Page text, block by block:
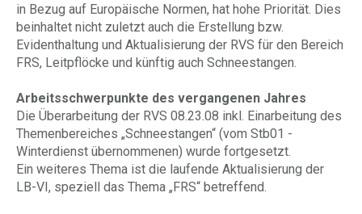
in Bezug auf Europäische Normen, hat hohe Priorität. Dies
beinhaltet nicht zuletzt auch die Erstellung bzw.
Evidenthaltung und Aktualisierung der RVS für den Bereich
FRS, Leitpflöcke und künftig auch Schneestangen.
Arbeitsschwerpunkte des vergangenen Jahres
Die Überarbeitung der RVS 08.23.08 inkl. Einarbeitung des
Themenbereiches „Schneestangen“ (vom Stb01 -
Winterdienst übernommenen) wurde fortgesetzt.
Ein weiteres Thema ist die laufende Aktualisierung der
LB-VI, speziell das Thema „FRS“ betreffend.